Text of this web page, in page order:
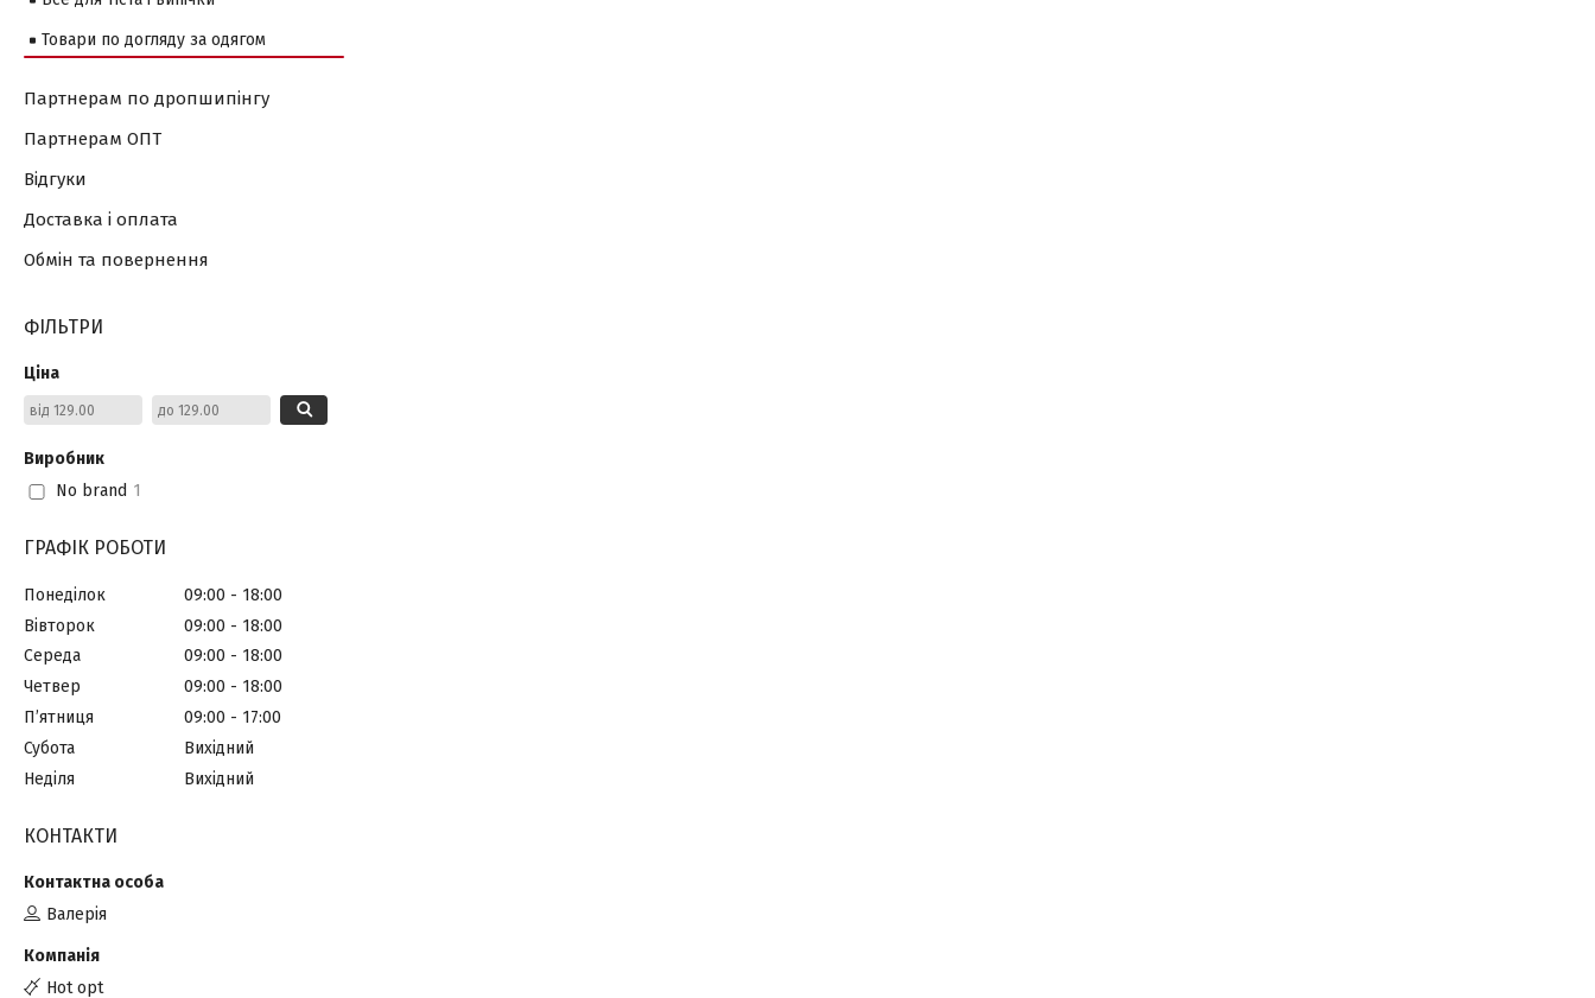
Товари по догляду за одягом
Партнерам по дропшипінгу
Партнерам ОПТ
Відгуки
Доставка і оплата
Обмін та повернення
ФІЛЬТРИ
Ціна
Виробник
No brand 1
ГРАФІК РОБОТИ
Понеділок 09:00
18:00
Вівторок
09:00
18:00
Середа
09:00
18:00
Четвер
09:00
18:00
Пʼятниця
09:00
17:00
Субота
Вихідний
Неділя
Вихідний
КОНТАКТИ
Валерія
Hot opt